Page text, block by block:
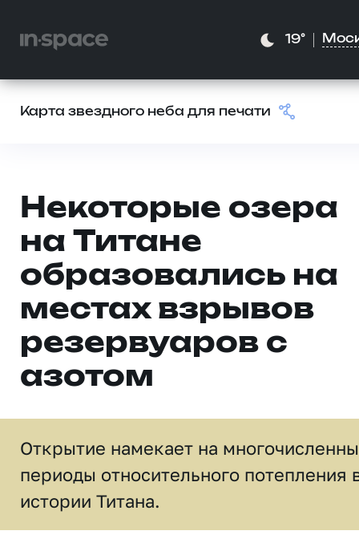
19°
Карта звездного неба для печати
Некоторые озера
на Титане
образовались на
местах взрывов
резервуаров с
азотом
Открытие намекает на
периоды относительного потепления
истории Титана.